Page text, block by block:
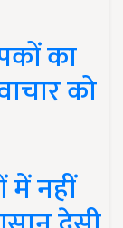
का
को
नहीं